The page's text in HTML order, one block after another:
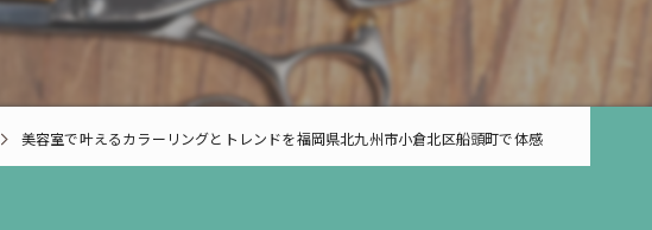
美容室で叶えるカラーリングとトレンドを福岡県北九州市小倉北区船頭町で体感